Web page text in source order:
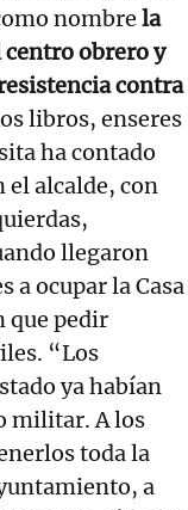
nombre la
centro obrero y
contra
libros, enseres
ha contado
el alcalde, con
llegaron
a ocupar la Casa
que pedir
“Los
ya habían
militar. A los
toda la
a